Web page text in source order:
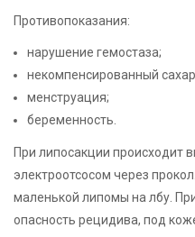
Противопоказания:
нарушение гемостаза;
некомпенсированный
менструация;
беременность.
При липосакции происходит
электроотсосом через
маленькой липомы на лбу.
опасность рецидива, под